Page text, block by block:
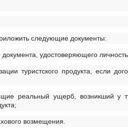
следующие документы:
удостоверяющего личность
туристского продукта, если
реальный ущерб, возникший у
возмещения.